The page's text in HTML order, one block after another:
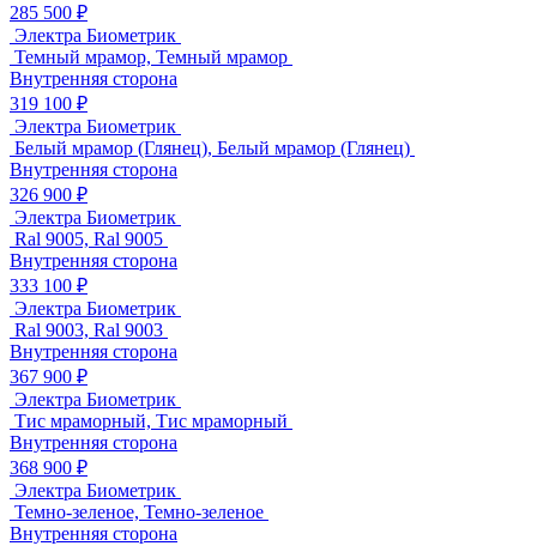
285 500 ₽
Электра Биометрик
Темный мрамор, Темный мрамор
Внутренняя сторона
319 100 ₽
Электра Биометрик
Белый мрамор (Глянец), Белый мрамор (Глянец)
Внутренняя сторона
326 900 ₽
Электра Биометрик
Ral 9005, Ral 9005
Внутренняя сторона
333 100 ₽
Электра Биометрик
Ral 9003, Ral 9003
Внутренняя сторона
367 900 ₽
Электра Биометрик
Тис мраморный, Тис мраморный
Внутренняя сторона
368 900 ₽
Электра Биометрик
Темно-зеленое, Темно-зеленое
Внутренняя сторона